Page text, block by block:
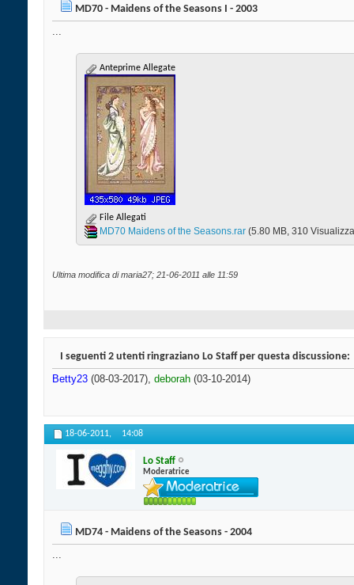
MD70 - Maidens of the Seasons I - 2003
...
Anteprime Allegate
File Allegati
MD70 Maidens of the Seasons.rar‎ (5.80 MB, 310
Ultima modifica di maria27; 21-06-2011 alle 11:59
I seguenti 2 utenti ringraziano Lo Staff per questa discussione:
Betty23 (08-03-2017), deborah (03-10-2014)
18-06-2011, 14:08
Lo Staff
Moderatrice
MD74 - Maidens of the Seasons - 2004
...